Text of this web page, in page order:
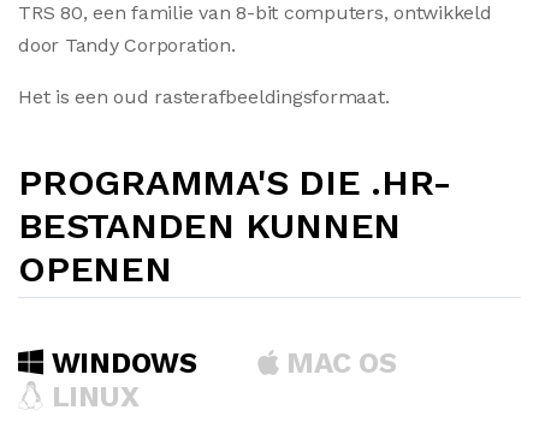
TRS 80, een familie van 8-bit computers, ontwikkeld
door Tandy Corporation.
Het is een oud rasterafbeeldingsformaat.
PROGRAMMA'S DIE .HR-
BESTANDEN KUNNEN
OPENEN
WINDOWS
MAC OS
LINUX